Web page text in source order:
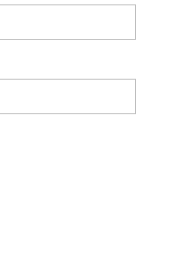
Luchtmonsternamezakken
Passieve Personal Samplers
Filter- en buishouders